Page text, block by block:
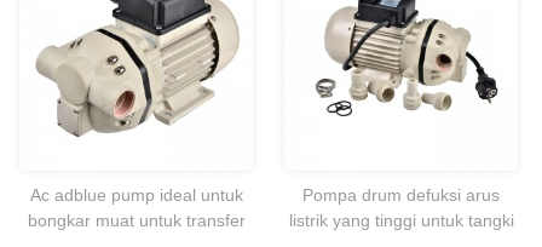
Larutan Urea
Ac adblue pump ideal untuk
bongkar muat untuk transfer
Pompa drum defuksi arus
listrik yang tinggi untuk tangki